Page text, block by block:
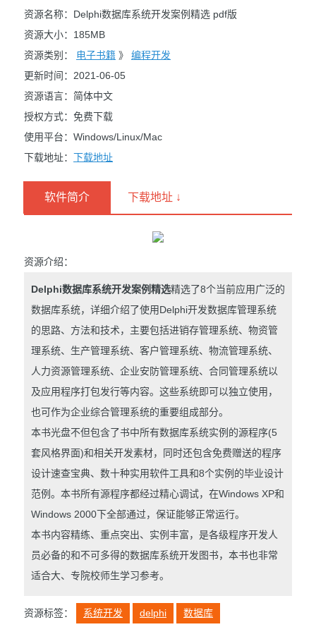
资源名称：Delphi数据库系统开发案例精选 pdf版
资源大小：185MB
资源类别： 电子书籍 》 编程开发
更新时间：2021-06-05
资源语言：简体中文
授权方式：免费下载
使用平台：Windows/Linux/Mac
下载地址： 下载地址
软件简介 下载地址 ↓
资源介绍：
Delphi数据库系统开发案例精选精选了8个当前应用广泛的
数据库系统，详细介绍了使用Delphi开发数据库管理系统
的思路、方法和技术，主要包括进销存管理系统、物资管
理系统、生产管理系统、客户管理系统、物流管理系统、
人力资源管理系统、企业安防管理系统、合同管理系统以
及应用程序打包发行等内容。这些系统即可以独立使用，
也可作为企业综合管理系统的重要组成部分。
本书光盘不但包含了书中所有数据库系统实例的源程序(5
套风格界面)和相关开发素材，同时还包含免费赠送的程序
设计速查宝典、数十种实用软件工具和8个实例的毕业设计
范例。本书所有源程序都经过精心调试，在Windows XP和
Windows 2000下全部通过，保证能够正常运行。
本书内容精练、重点突出、实例丰富，是各级程序开发人
员必备的和不可多得的数据库系统开发图书，本书也非常
适合大、专院校师生学习参考。
资源标签： 系统开发 delphi 数据库